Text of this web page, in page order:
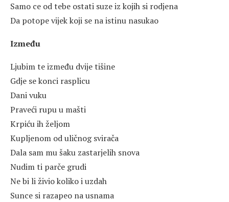
Samo ce od tebe ostati suze iz kojih si rodjena
Da potope vijek koji se na istinu nasukao
Između
Ljubim te između dvije tišine
Gdje se konci rasplicu
Dani vuku
Praveći rupu u mašti
Krpiću ih željom
Kupljenom od uličnog svirača
Dala sam mu šaku zastarjelih snova
Nudim ti parče grudi
Ne bi li živio koliko i uzdah
Sunce si razapeo na usnama